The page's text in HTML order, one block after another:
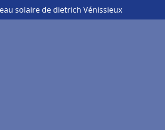
solaire de dietrich Vénissieux